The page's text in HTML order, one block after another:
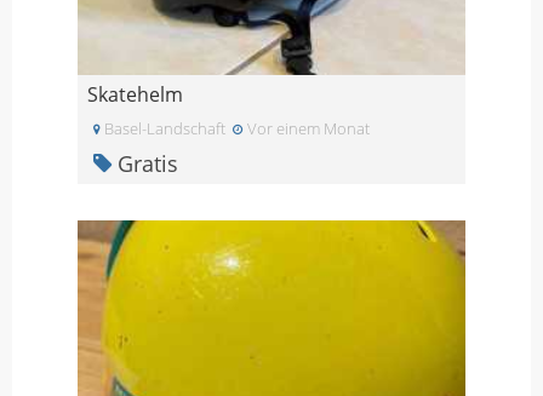
Skatehelm
Basel-Landschaft Vor einem Monat
Gratis